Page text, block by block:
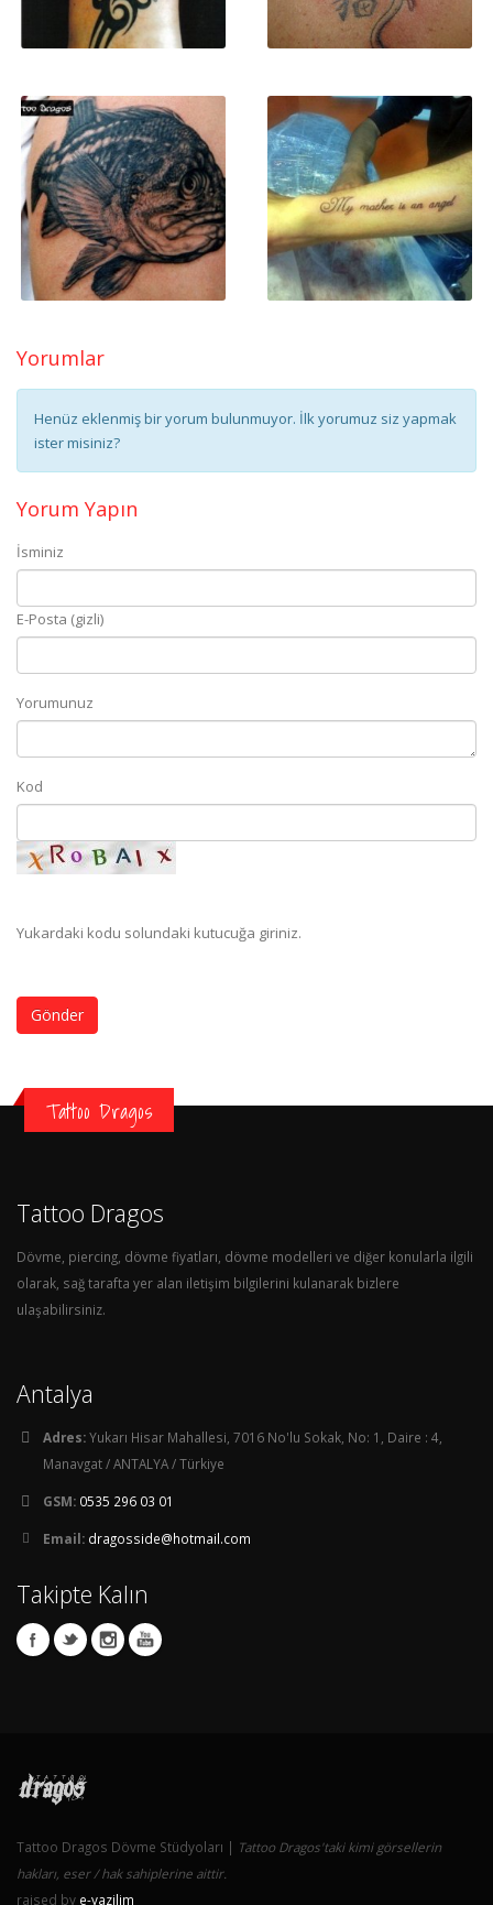
Yorumlar
Henüz eklenmiş bir yorum bulunmuyor. İlk yorumuz siz yapmak
ister misiniz?
Yorum Yapın
İsminiz
E-Posta (gizli)
Yorumunuz
Kod
Yukardaki kodu solundaki kutucuğa giriniz.
Gönder
Tattoo Dragos
Tattoo Dragos
Dövme, piercing, dövme fiyatları, dövme modelleri ve diğer konularla ilgili
olarak, sağ tarafta yer alan iletişim bilgilerini kulanarak bizlere
ulaşabilirsiniz.
Antalya
Adres:Yukarı Hisar Mahallesi, 7016 No'lu Sokak, No: 1, Daire : 4,
Manavgat / ANTALYA / Türkiye
GSM: 0535 296 03 01
Email: dragosside@hotmail.com
Takipte Kalın
Tattoo Dragos Dövme Stüdyoları | Tattoo Dragos'taki kimi görsellerin
hakları, eser / hak sahiplerine aittir.
raised by e-yazilim